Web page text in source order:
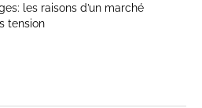
les raisons d’un marché
tension